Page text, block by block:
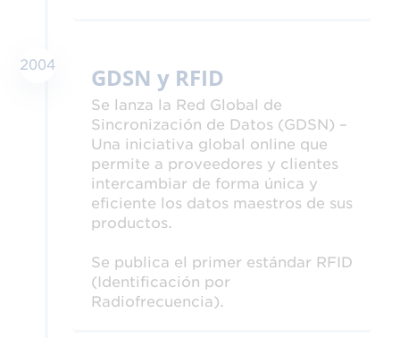
2004 GDSN y RFID
Se lanza la Red Global de
Sincronización de Datos (GDSN) –
Una iniciativa global online que
permite a proveedores y clientes
intercambiar de forma única y
eficiente los datos maestros de sus
productos.
Se publica el primer estándar RFID
(Identificación por
Radiofrecuencia).